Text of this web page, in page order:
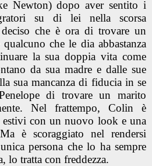
Newton) dopo aver sentito i
su di lei nella scorsa
che è ora di trovare un
che le dia abbastanza
la sua doppia vita come
da sua madre e dalle sue
sua mancanza di fiducia in se
di trovare un marito
Nel frattempo, Colin è
con un nuovo look e una
è scoraggiato nel rendersi
persona che lo ha sempre
lo tratta con freddezza.